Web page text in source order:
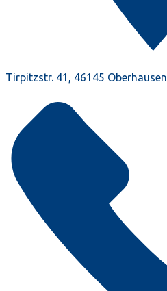
Tirpitzstr. 41, 46145 Oberhausen